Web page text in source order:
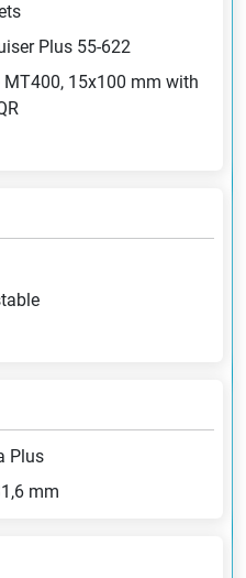
Plus 55-622
15x100 mm with
Plus
mm